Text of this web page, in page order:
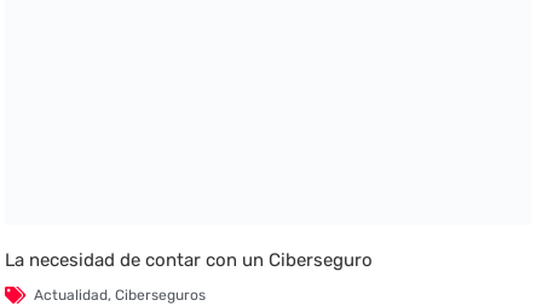
La necesidad de contar con un Ciberseguro
Actualidad,Ciberseguros